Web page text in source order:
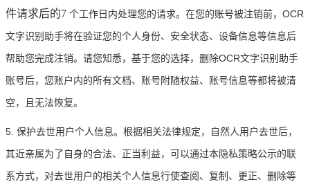
件请求后的7 个工作日内处理您的请求。在您的账号被注销前，OCR
文字识别助手将在验证您的个人身份、安全状态、设备信息等信息后
帮助您完成注销。请您知悉，基于您的选择，删除OCR文字识别助手
账号后，您账户内的所有文档、账号附随权益、账号信息等都将被清
空，且无法恢复。
5 保护去世用户个人信息。根据相关法律规定，自然人用户去世后，
其近亲属为了自身的合法、正当利益，可以通过本隐私策略公示的联
系方式，对去世用户的相关个人信息行使查阅、复制、更正、删除等